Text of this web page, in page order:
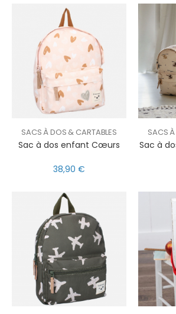
SACS À DOS & CARTABLES
Sac à dos enfant Cœurs
38,90 €
SACS
Sac à